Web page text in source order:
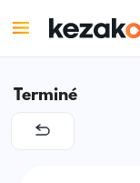
Terminé